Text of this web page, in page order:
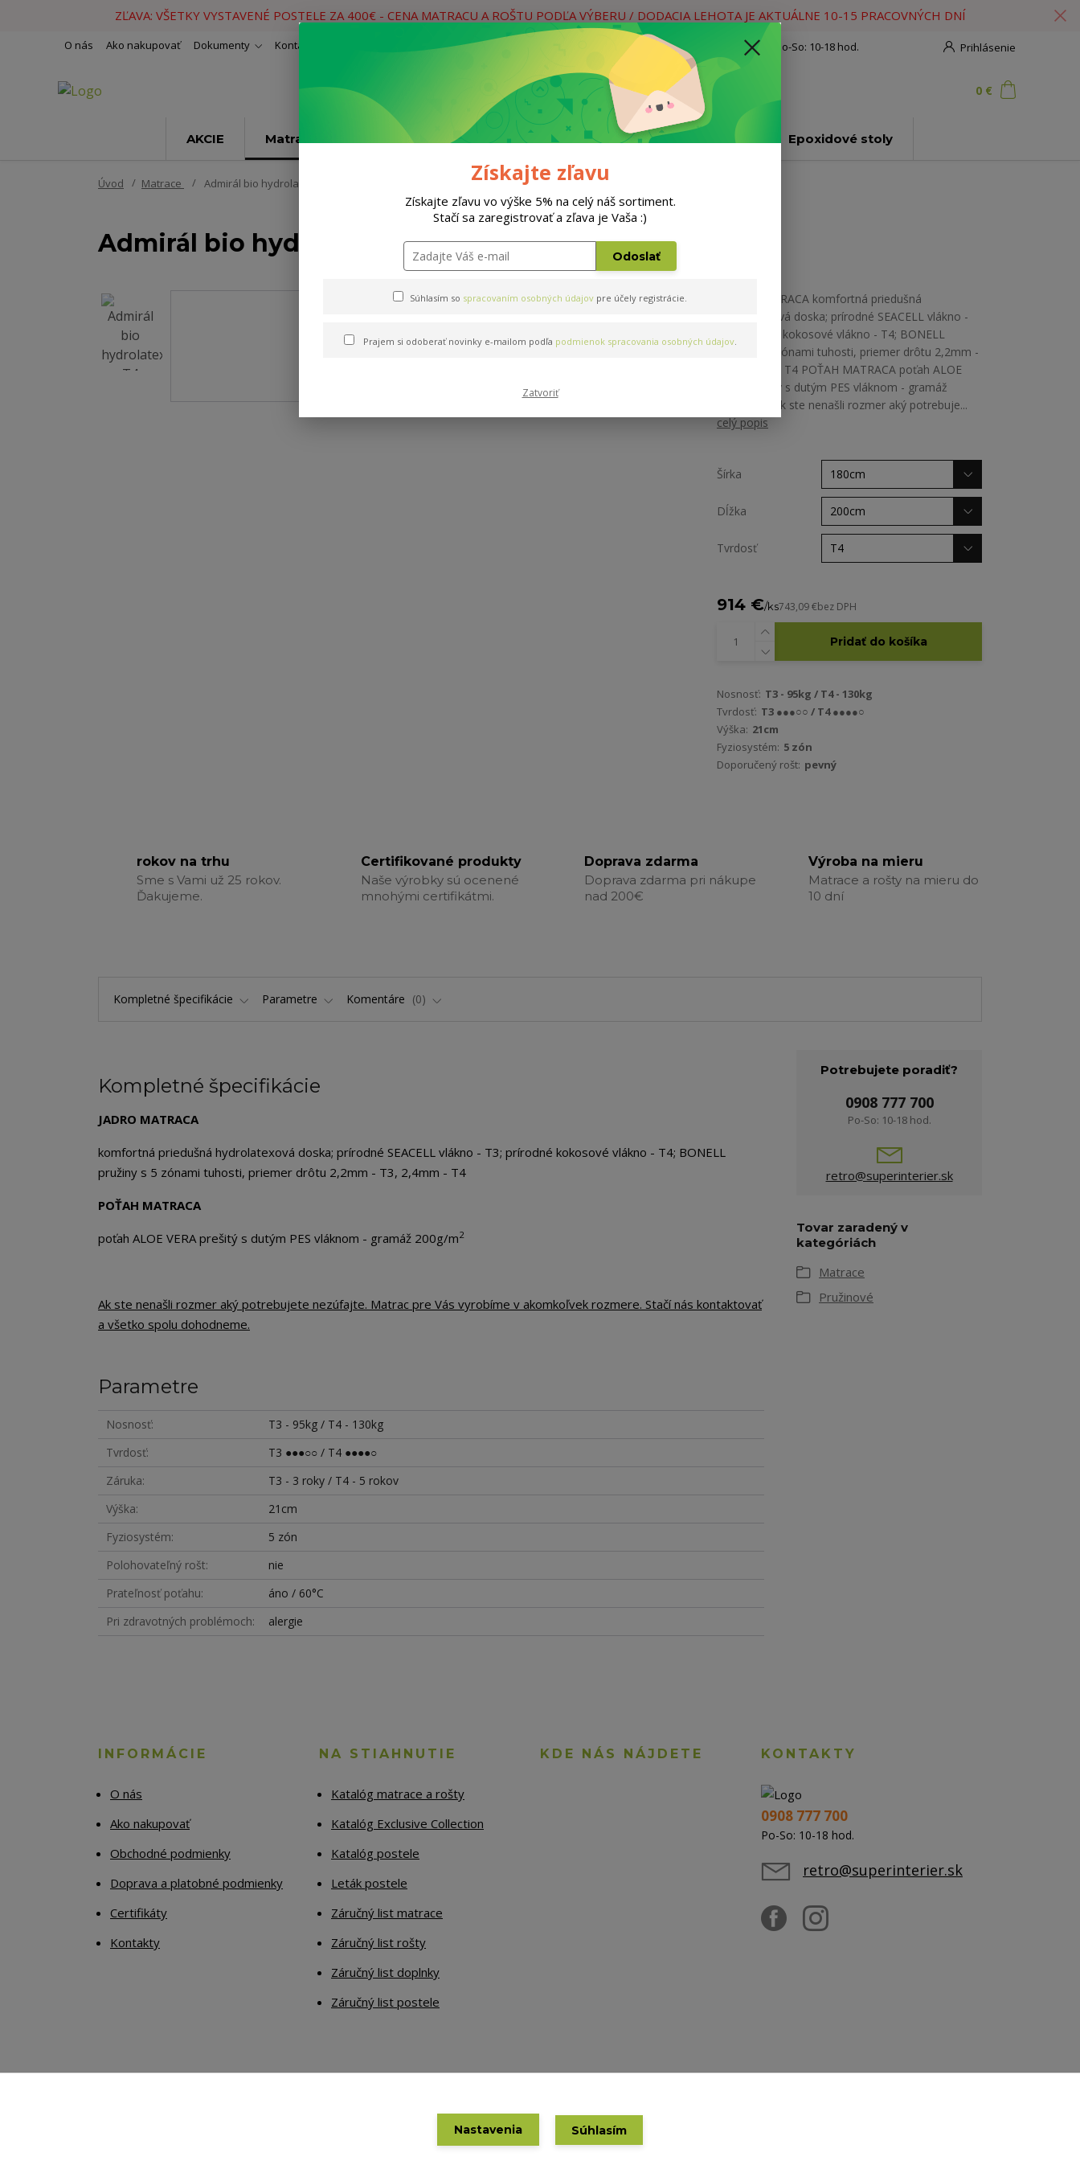
ZĽAVA: VŠETKY VYSTAVENÉ POSTELE ZA 400€ - CENA MATRACU A ROŠTU PODĽA VÝBERU / DODACIA LEHOTA JE AKTUÁLNE 10-15 PRACOVNÝCH DNÍ
O nás Ako nakupovať Dokumenty Kontakty Prihlásenie
Hľadať
Neviete si rady? Zavolajte. 0908 777 700 Po-So: 10-18 hod.
0 €
AKCIE Matrace Rošty Doplnky Postele Materiály Epoxidové stoly
Úvod Matrace Admirál bio hydrolatex T4 180x200cm
Admirál bio hydrolatex T4 180x200cm
JADRO MATRACA komfortná priedušná
hydrolatexová doska; prírodné SEACELL vlákno -
T3; prírodné kokosové vlákno - T4; BONELL
pružiny s 5 zónami tuhosti, priemer drôtu 2,2mm -
T3, 2,4mm - T4 POŤAH MATRACA poťah ALOE
VERA prešitý s dutým PES vláknom - gramáž
200g/m2 Ak ste nenašli rozmer aký potrebuje...
celý popis
Šírka
Dĺžka
Tvrdosť
914 €/ks743,09 €bez DPH
Pridať do košíka
Nosnosť: T3 - 95kg / T4 - 130kg
Tvrdosť: T3 ●●●○○ / T4 ●●●●○
Výška: 21cm
Fyziosystém: 5 zón
Doporučený rošt: pevný
rokov na trhu
Sme s Vami už 25 rokov.
Ďakujeme.
Certifikované produkty
Naše výrobky sú ocenené
mnohými certifikátmi.
Doprava zdarma
Doprava zdarma pri nákupe
nad 200€
Výroba na mieru
Matrace a rošty na mieru do
10 dní
Kompletné špecifikácie Parametre Komentáre 0
Kompletné špecifikácie
JADRO MATRACA
komfortná priedušná hydrolatexová doska; prírodné SEACELL vlákno - T3; prírodné kokosové vlákno - T4; BONELL
pružiny s 5 zónami tuhosti, priemer drôtu 2,2mm - T3, 2,4mm - T4
POŤAH MATRACA
poťah ALOE VERA prešitý s dutým PES vláknom - gramáž 200g/m2
Ak ste nenašli rozmer aký potrebujete nezúfajte. Matrac pre Vás vyrobíme v akomkoľvek rozmere. Stačí nás kontaktovať
a všetko spolu dohodneme.
Parametre
Nosnosť
T3 - 95kg / T4 - 130kg
Tvrdosť
T3 ●●●○○ / T4 ●●●●○
Záruka
T3 - 3 roky / T4 - 5 rokov
Výška
21cm
Fyziosystém
5 zón
Polohovateľný rošt
nie
Prateľnosť poťahu
áno / 60°C
Pri zdravotných problémoch
alergie
Potrebujete poradiť?
0908 777 700
Po-So: 10-18 hod.
retro@superinterier.sk
Tovar zaradený v
kategóriách
Matrace
Pružinové
INFORMÁCIE
O nás
Ako nakupovať
Obchodné podmienky
Doprava a platobné podmienky
Certifikáty
Kontakty
NA STIAHNUTIE
Katalóg matrace a rošty
Katalóg Exclusive Collection
Katalóg postele
Leták postele
Záručný list matrace
Záručný list rošty
Záručný list doplnky
Záručný list postele
KDE NÁS NÁJDETE KONTAKTY
0908 777 700
Po-So: 10-18 hod.
retro@superinterier.sk
Vytvorené na
Získajte zľavu
Získajte zľavu vo výške 5% na celý náš sortiment.
Stačí sa zaregistrovať a zľava je Vaša :)
Odoslať
Súhlasím so spracovaním osobných údajov pre účely registrácie.
Prajem si odoberať novinky e-mailom podľa podmienok spracovania osobných údajov.
Zatvoriť
Nastavenia Súhlasím